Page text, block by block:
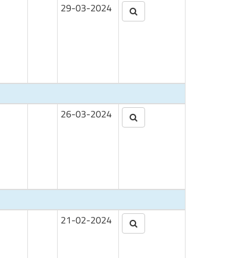
29-03-2024
26-03-2024
21-02-2024